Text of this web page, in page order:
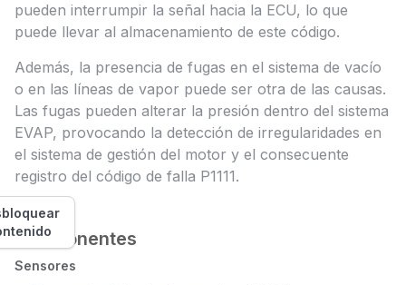
pueden interrumpir la señal hacia la ECU, lo que
puede llevar al almacenamiento de este código.
Además, la presencia de fugas en el sistema de vacío
o en las líneas de vapor puede ser otra de las causas.
Las fugas pueden alterar la presión dentro del sistema
EVAP, provocando la detección de irregularidades en
el sistema de gestión del motor y el consecuente
registro del código de falla P1111.
Componentes
Sensores